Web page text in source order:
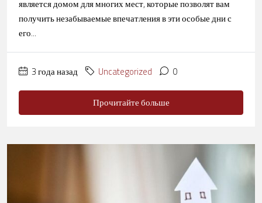
является домом для многих мест, которые позволят вам
получить незабываемые впечатления в эти особые дни с
его...
3 года назад Uncategorized
0
Прочитайте больше